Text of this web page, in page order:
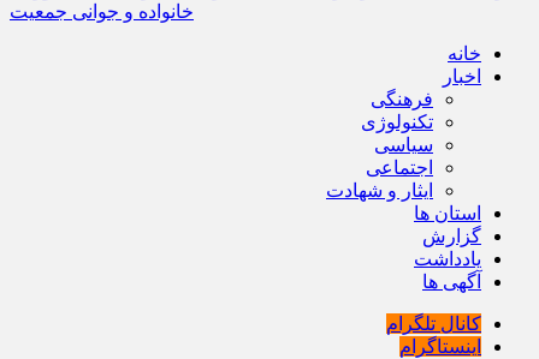
خانواده و جوانی جمعیت
خانه
اخبار
فرهنگی
تکنولوژی
سیاسی
اجتماعی
ایثار و شهادت
استان ها
گزارش
یادداشت
آگهی ها
کانال تلگرام
اینستاگرام